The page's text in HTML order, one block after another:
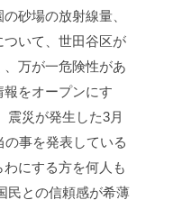
砂場の放射線量、
いて、世田谷区が
万が一危険性があ
をオープンにす
災が発生した3月
事を発表している
にする方を何人も
との信頼感が希薄